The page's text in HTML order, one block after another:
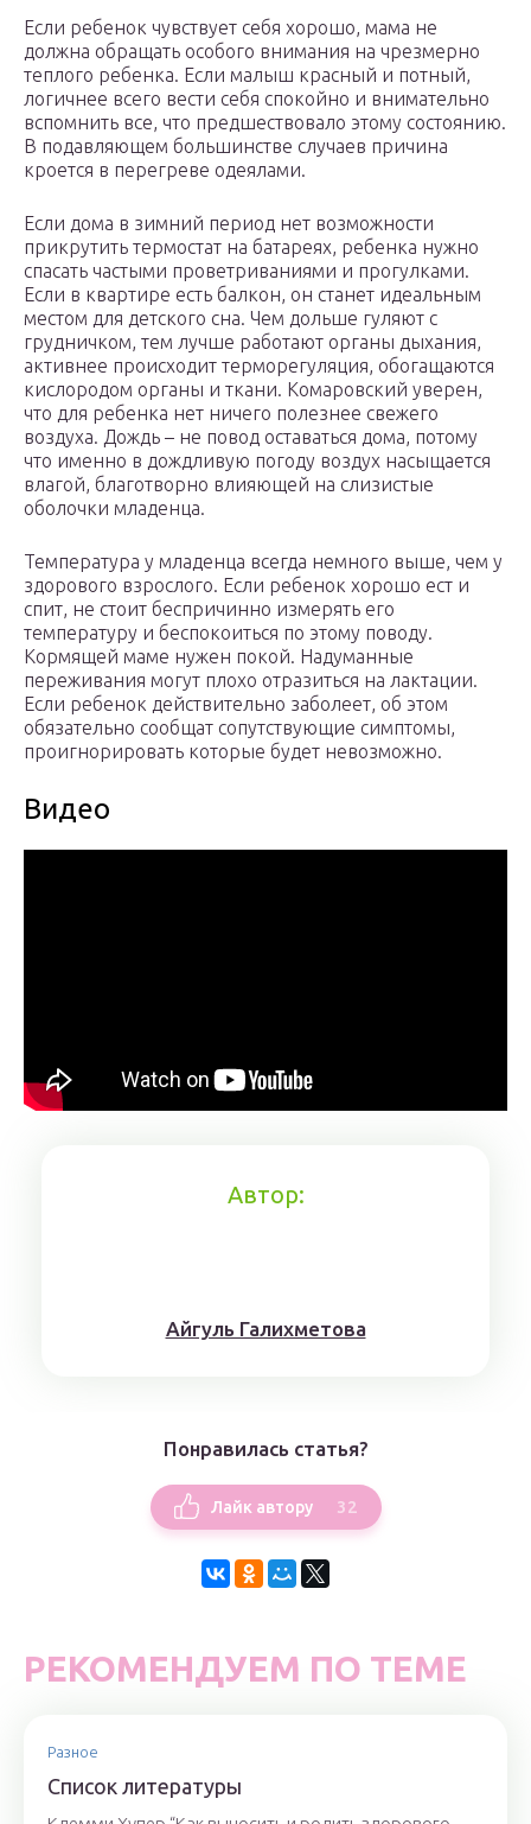
Если ребенок чувствует себя хорошо, мама не
должна обращать особого внимания на чрезмерно
теплого ребенка. Если малыш красный и потный,
логичнее всего вести себя спокойно и внимательно
вспомнить все, что предшествовало этому состоянию.
В подавляющем большинстве случаев причина
кроется в перегреве одеялами.
Если дома в зимний период нет возможности
прикрутить термостат на батареях, ребенка нужно
спасать частыми проветриваниями и прогулками.
Если в квартире есть балкон, он станет идеальным
местом для детского сна. Чем дольше гуляют с
грудничком, тем лучше работают органы дыхания,
активнее происходит терморегуляция, обогащаются
кислородом органы и ткани. Комаровский уверен,
что для ребенка нет ничего полезнее свежего
воздуха. Дождь – не повод оставаться дома, потому
что именно в дождливую погоду воздух насыщается
влагой, благотворно влияющей на слизистые
оболочки младенца.
Температура у младенца всегда немного выше, чем у
здорового взрослого. Если ребенок хорошо ест и
спит, не стоит беспричинно измерять его
температуру и беспокоиться по этому поводу.
Кормящей маме нужен покой. Надуманные
переживания могут плохо отразиться на лактации.
Если ребенок действительно заболеет, об этом
обязательно сообщат сопутствующие симптомы,
проигнорировать которые будет невозможно.
Видео
Автор:
Айгуль Галихметова
Понравилась статья?
Лайк автору 32
РЕКОМЕНДУЕМ ПО ТЕМЕ
Разное
Список литературы